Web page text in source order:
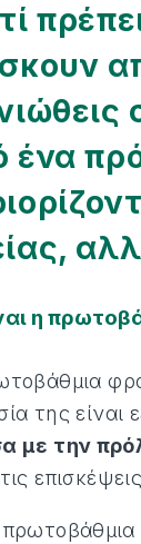
ένα
η
της είναι
με την